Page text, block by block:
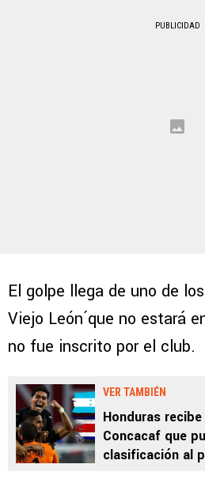
PUBLICIDAD
El golpe llega de uno de
Viejo León´que no estará
no fue inscrito por el club.
VER TAMBIÉN
Honduras
Concacaf que
clasificación al